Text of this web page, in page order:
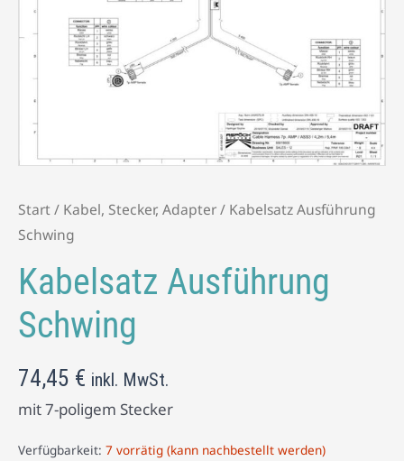
Start/ Kabel, Stecker, Adapter/ Kabelsatz Ausführung
Schwing
Kabelsatz Ausführung
Schwing
74,45 € inkl. MwSt.
mit 7-poligem Stecker
Verfügbarkeit: 7 vorrätig (kann nachbestellt werden)